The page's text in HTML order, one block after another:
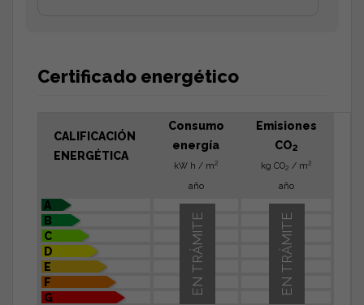
Certificado energético
CALIFICACIÓN
ENERGÉTICA
Consumo
energía
kW h / m2
año
Emisiones
CO2
kg CO2 / m2
año
A
B
C
D
E
F
G
EN TRÁMITE
EN TRÁMITE